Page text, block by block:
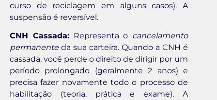
curso de reciclagem em alguns casos). A
suspensão é reversível.
CNH Cassada:Representa o cancelamento
permanenteda sua carteira. Quando a CNH é
cassada, você perde o direito de dirigir por um
período prolongado (geralmente 2 anos) e
precisa fazer novamente todo o processo de
habilitação (teoria, prática e exame). A